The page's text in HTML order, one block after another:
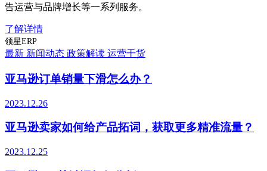
告运营与品牌增长等一系列服务。
了解详情
领星ERP
最新 新闻动态 政策解读 运营干货
亚马逊订单销量下滑怎么办？
2023.12.26
亚马逊卖家如何给产品拓词，获取更多精准流量？
2023.12.25